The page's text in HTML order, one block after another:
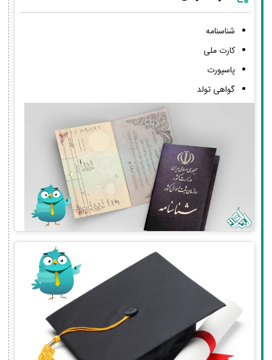
شناسنامه
کارت ملی
پاسپورت
گواهی تولد